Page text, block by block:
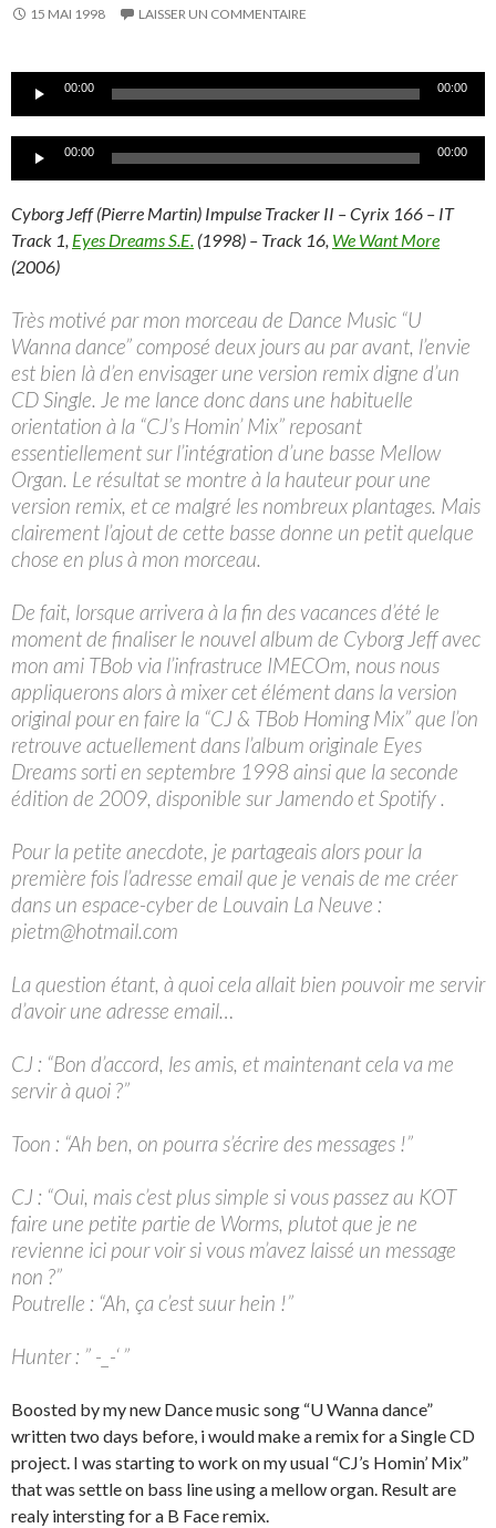
15 MAI 1998 LAISSER UN COMMENTAIRE
Lecteur00:00 00:00
Lecteur00:00 00:00
Cyborg Jeff (Pierre Martin) Impulse Tracker II – Cyrix 166 – IT
Track 1, Eyes Dreams S.E. (1998) – Track 16, We Want More
(2006)
Très motivé par mon morceau de Dance Music “U
Wanna dance” composé deux jours au par avant, l’envie
est bien là d’en envisager une version remix digne d’un
CD Single. Je me lance donc dans une habituelle
orientation à la “CJ’s Homin’ Mix” reposant
essentiellement sur l’intégration d’une basse Mellow
Organ. Le résultat se montre à la hauteur pour une
version remix, et ce malgré les nombreux plantages. Mais
clairement l’ajout de cette basse donne un petit quelque
chose en plus à mon morceau.
De fait, lorsque arrivera à la fin des vacances d’été le
moment de finaliser le nouvel album de Cyborg Jeff avec
mon ami TBob via l’infrastruce IMECOm, nous nous
appliquerons alors à mixer cet élément dans la version
original pour en faire la “CJ & TBob Homing Mix” que l’on
retrouve actuellement dans l’album originale Eyes
Dreams sorti en septembre 1998 ainsi que la seconde
édition de 2009, disponible sur Jamendo et Spotify .
Pour la petite anecdote, je partageais alors pour la
première fois l’adresse email que je venais de me créer
dans un espace-cyber de Louvain La Neuve :
pietm@hotmail.com
La question étant, à quoi cela allait bien pouvoir me servir
d’avoir une adresse email…
CJ : “Bon d’accord, les amis, et maintenant cela va me
servir à quoi ?”
Toon : “Ah ben, on pourra s’écrire des messages !”
CJ : “Oui, mais c’est plus simple si vous passez au KOT
faire une petite partie de Worms, plutot que je ne
revienne ici pour voir si vous m’avez laissé un message
non ?”
Poutrelle : “Ah, ça c’est suur hein !”
Hunter : ” -_-‘ ”
Boosted by my new Dance music song “U Wanna dance”
written two days before, i would make a remix for a Single CD
project. I was starting to work on my usual “CJ’s Homin’ Mix”
that was settle on bass line using a mellow organ. Result are
realy intersting for a B Face remix.